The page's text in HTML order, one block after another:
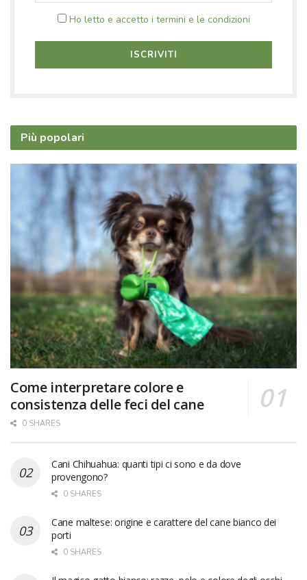
Ho letto e accetto i termini e le condizioni
Più popolari
Come interpretare colore e
consistenza delle feci del cane
0 SHARES
Cani Chihuahua: quanti tipi ci sono e da dove
provengono?
0 SHARES
Cane maltese: origine e carattere del cane bianco dei
porti
0 SHARES